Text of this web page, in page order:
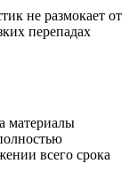
не размокает от
перепадах
материалы
всего срока